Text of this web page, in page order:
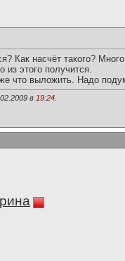
Как насчёт такого?
из этого получится.
выложить. Надо
в 19:24